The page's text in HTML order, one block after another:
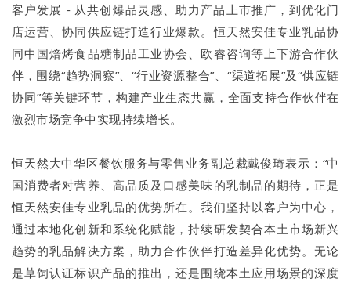
客户发展 - 从共创爆品灵感、助力产品上市推广，到优化门
店运营、协同供应链打造行业爆款。恒天然安佳专业乳品协
同中国焙烤食品糖制品工业协会、欧睿咨询等上下游合作伙
伴，围绕“趋势洞察”、“行业资源整合”、“渠道拓展”及“供应链
协同”等关键环节，构建产业生态共赢，全面支持合作伙伴在
激烈市场竞争中实现持续增长。
恒天然大中华区餐饮服务与零售业务副总裁戴俊琦表示：“中
国消费者对营养、高品质及口感美味的乳制品的期待，正是
恒天然安佳专业乳品的优势所在。我们坚持以客户为中心，
通过本地化创新和系统化赋能，持续研发契合本土市场新兴
趋势的乳品解决方案，助力合作伙伴打造差异化优势。无论
是草饲认证标识产品的推出，还是围绕本土应用场景的深度